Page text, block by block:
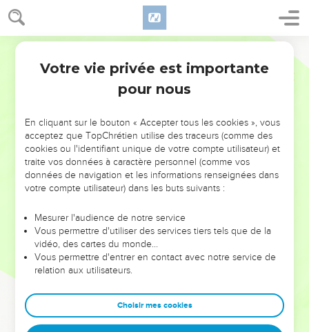
NE MANQUEZ PAS L’ÉVÉNEMENT
DE L’ANNÉE !
ET SI LEURS ERREURS POUVAIENT VOUS ÉVITER LES
VOTRES ?
leur foi ou leur vision. Mais on voit moins les doutes, les erreurs
et les saisons difficiles qu'ils ont traversés, alors même que ce
sont elles qui les ont façonnés.
Dans cette conférence, leaders, entrepreneurs, et responsables
clés pour avancer avec plus de sagesse afin que leurs erreurs
deviennent vos tremplins. Que vous guidiez un ministère, une
Votre vie privée est importante
pour nous
En cliquant sur le bouton « Accepter tous les cookies », vous
acceptez que TopChrétien utilise des traceurs (comme des
cookies ou l'identifiant unique de votre compte utilisateur) et
traite vos données à caractère personnel (comme vos
données de navigation et les informations renseignées dans
votre compte utilisateur) dans les buts suivants :
Mesurer l'audience de notre service
Vous permettre d'utiliser des services tiers tels que de la
vidéo, des cartes du monde…
Vous permettre d'entrer en contact avec notre service de
relation aux utilisateurs.
Choisir mes cookies